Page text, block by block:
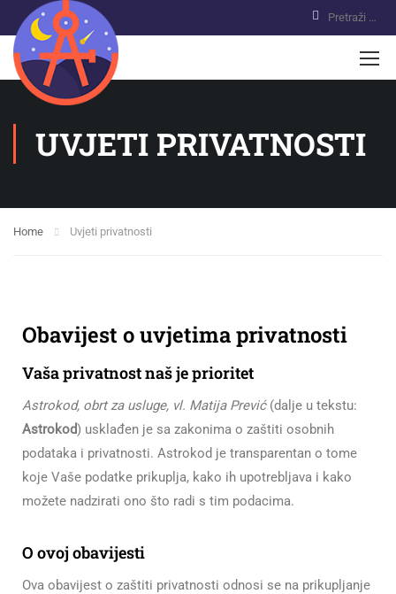
UVJETI PRIVATNOSTI
Home Uvjeti privatnosti
Obavijest o uvjetima privatnosti
Vaša privatnost naš je prioritet
Astrokod, obrt za usluge, vl. Matija Prević(dalje u tekstu:
Astrokod) usklađen je sa zakonima o zaštiti osobnih
podataka i privatnosti. Astrokod je transparentan o tome
koje Vaše podatke prikuplja, kako ih upotrebljava i kako
možete nadzirati ono što radi s tim podacima.
O ovoj obavijesti
Ova obavijest o zaštiti privatnosti odnosi se na prikupljanje